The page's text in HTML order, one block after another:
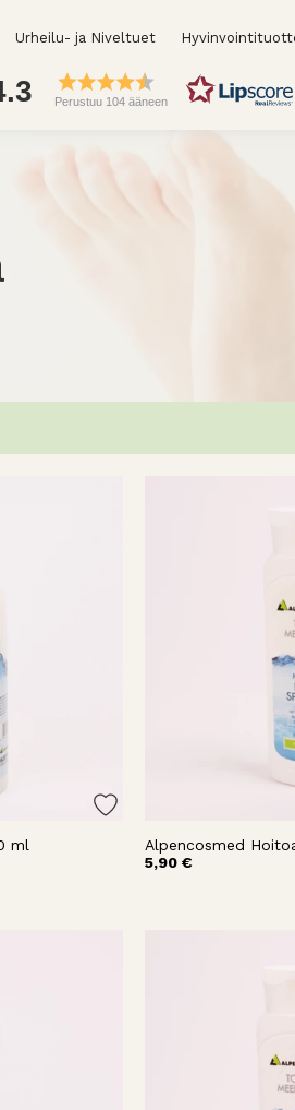
Urheilu- ja Niveltuet
Perustuu 104 ääneen
ml
Alpencosmed
5,90 €